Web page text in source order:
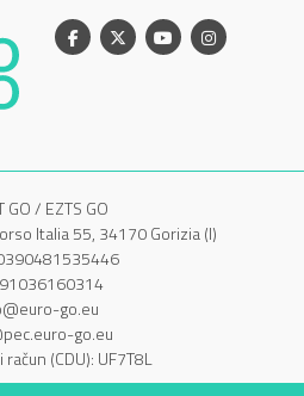
Facebook
X YoutubeInstagram
GO / EZTS GO
Italia 55, 34170 Gorizia (I)
91036160314
go.eu
go.eu
(CDU): UF7T8L